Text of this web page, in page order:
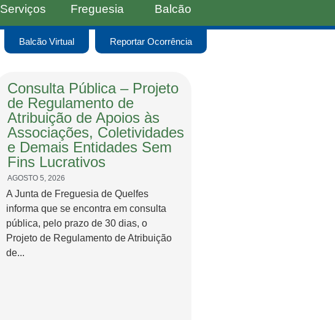
Serviços Freguesia Balcão
Balcão Virtual Reportar Ocorrência
Consulta Pública – Projeto
de Regulamento de
Atribuição de Apoios às
Associações, Coletividades
e Demais Entidades Sem
Fins Lucrativos
AGOSTO 5, 2026
A Junta de Freguesia de Quelfes
informa que se encontra em consulta
pública, pelo prazo de 30 dias, o
Projeto de Regulamento de Atribuição
de...